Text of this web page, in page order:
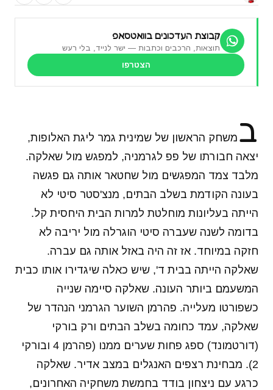
קבוצת העדכונים בוואטסאפ
תוצאות, הרכבים וכתבות — ישר לנייד, בלי רעש
הצטרפו
ב משחק הראשון של שמינית גמר ליגת האלופות,
יצאה חבורתו של פפ לגרמניה, למפגש מול שאלקה.
מלבד צמד המפגשים מול שחטאר אותה גם פגשה
בעונה הקודמת בשלב הבתים, מנצ'סטר סיטי לא
הייתה בעליונות מוחלטת למרות הבית היחסית קל.
בדומה לשנה שעברה סיטי הוגרלה מול יריבה לא
חזקה במיוחד. אז זה היה באזל אותה גם עברה.
שאלקה הייתה בבית ד', שיש כאלה שיגדירו אותו כבית
המשעמם ביותר העונה. שאלקה סיימה שנייה
כשפורטו מעלייה. פהרמן השוער הגרמני הנהדר של
שאלקה, עמד כחומה בשלב הבתים ורק בורקי
(דורטמונד) ספג פחות שערים ממנו (פהרמן 4 ובורקי
2). מבחינת רצפים האנגלים במצב אדיר. שאלקה
כרגע עם ניצחון בודד בחמשת משחקיה האחרונים,